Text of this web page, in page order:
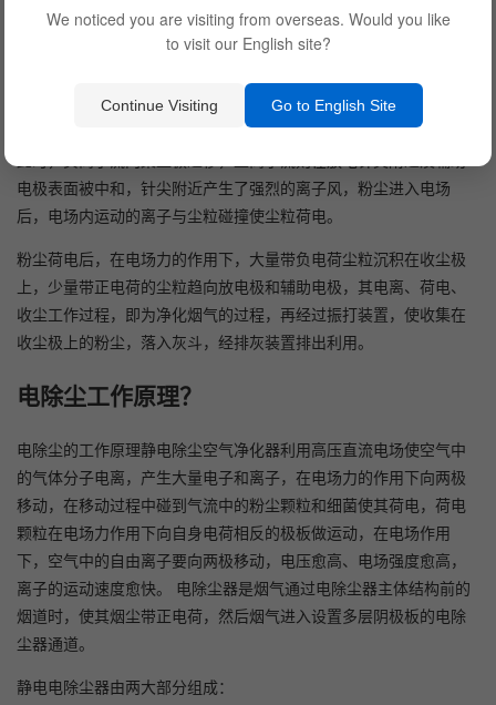
尖刺的线状钢材组成，当外加直流电压到一定值时，放电极针尖开
始起晕放电，电场内的气体介质被电离，当电压提高到工作值时，
已电离的电子和正离子被加速而碰撞其它的中性气体分子，从而产
生所谓的“雪崩”反应。
电极表面被中和，针尖附近产生了强烈的离子风，粉尘进入电场
后，电场内运动的离子与尘粒碰撞使尘粒荷电。
粉尘荷电后，在电场力的作用下，大量带负电荷尘粒沉积在收尘极
上，少量带正电荷的尘粒趋向放电极和辅助电极，其电离、荷电、
收尘工作过程，即为净化烟气的过程，再经过振打装置，使收集在
收尘极上的粉尘，落入灰斗，经排灰装置排出利用。
电除尘工作原理？
电除尘的工作原理静电除尘空气净化器利用高压直流电场使空气中
的气体分子电离，产生大量电子和离子，在电场力的作用下向两极
移动，在移动过程中碰到气流中的粉尘颗粒和细菌使其荷电，荷电
颗粒在电场力作用下向自身电荷相反的极板做运动，在电场作用
下，空气中的自由离子要向两极移动，电压愈高、电场强度愈高，
离子的运动速度愈快。 电除尘器是烟气通过电除尘器主体结构前的
烟道时，使其烟尘带正电荷，然后烟气进入设置多层阴极板的电除
尘器通道。
静电电除尘器由两大部分组成：
We noticed you are visiting from overseas. Would you like
to visit our English site?
Continue Visiting Go to English Site